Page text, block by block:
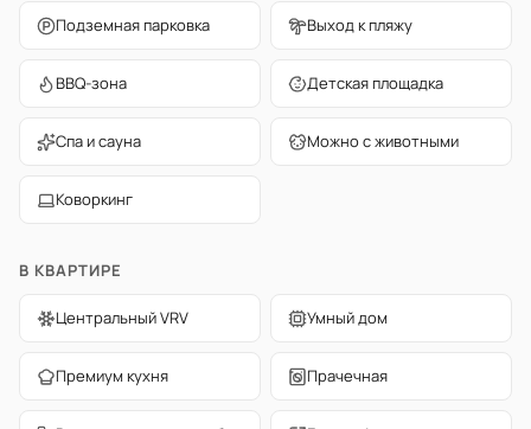
Подземная парковка Выход к пляжу
BBQ-зона Детская площадка
Спа и сауна Можно с животными
Коворкинг
В КВАРТИРЕ
Центральный VRV Умный дом
Премиум кухня Прачечная